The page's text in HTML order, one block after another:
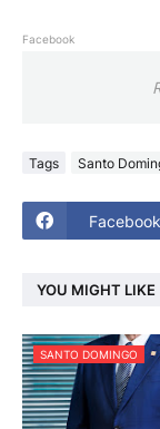
Facebook
Tags Santo
Facebook
YOU MIGHT LIKE
SANTO DOMINGO